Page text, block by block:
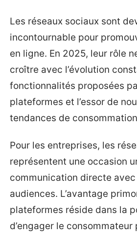
Les réseaux sociaux sont
incontournable pour
en ligne. En 2025, leur rôle
croître avec l’évolution
fonctionnalités proposées
plateformes et l’essor de
tendances de
Pour les entreprises, les
représentent une occasion
communication directe avec
audiences. L’avantage
plateformes réside dans la
d’engager le consommateur